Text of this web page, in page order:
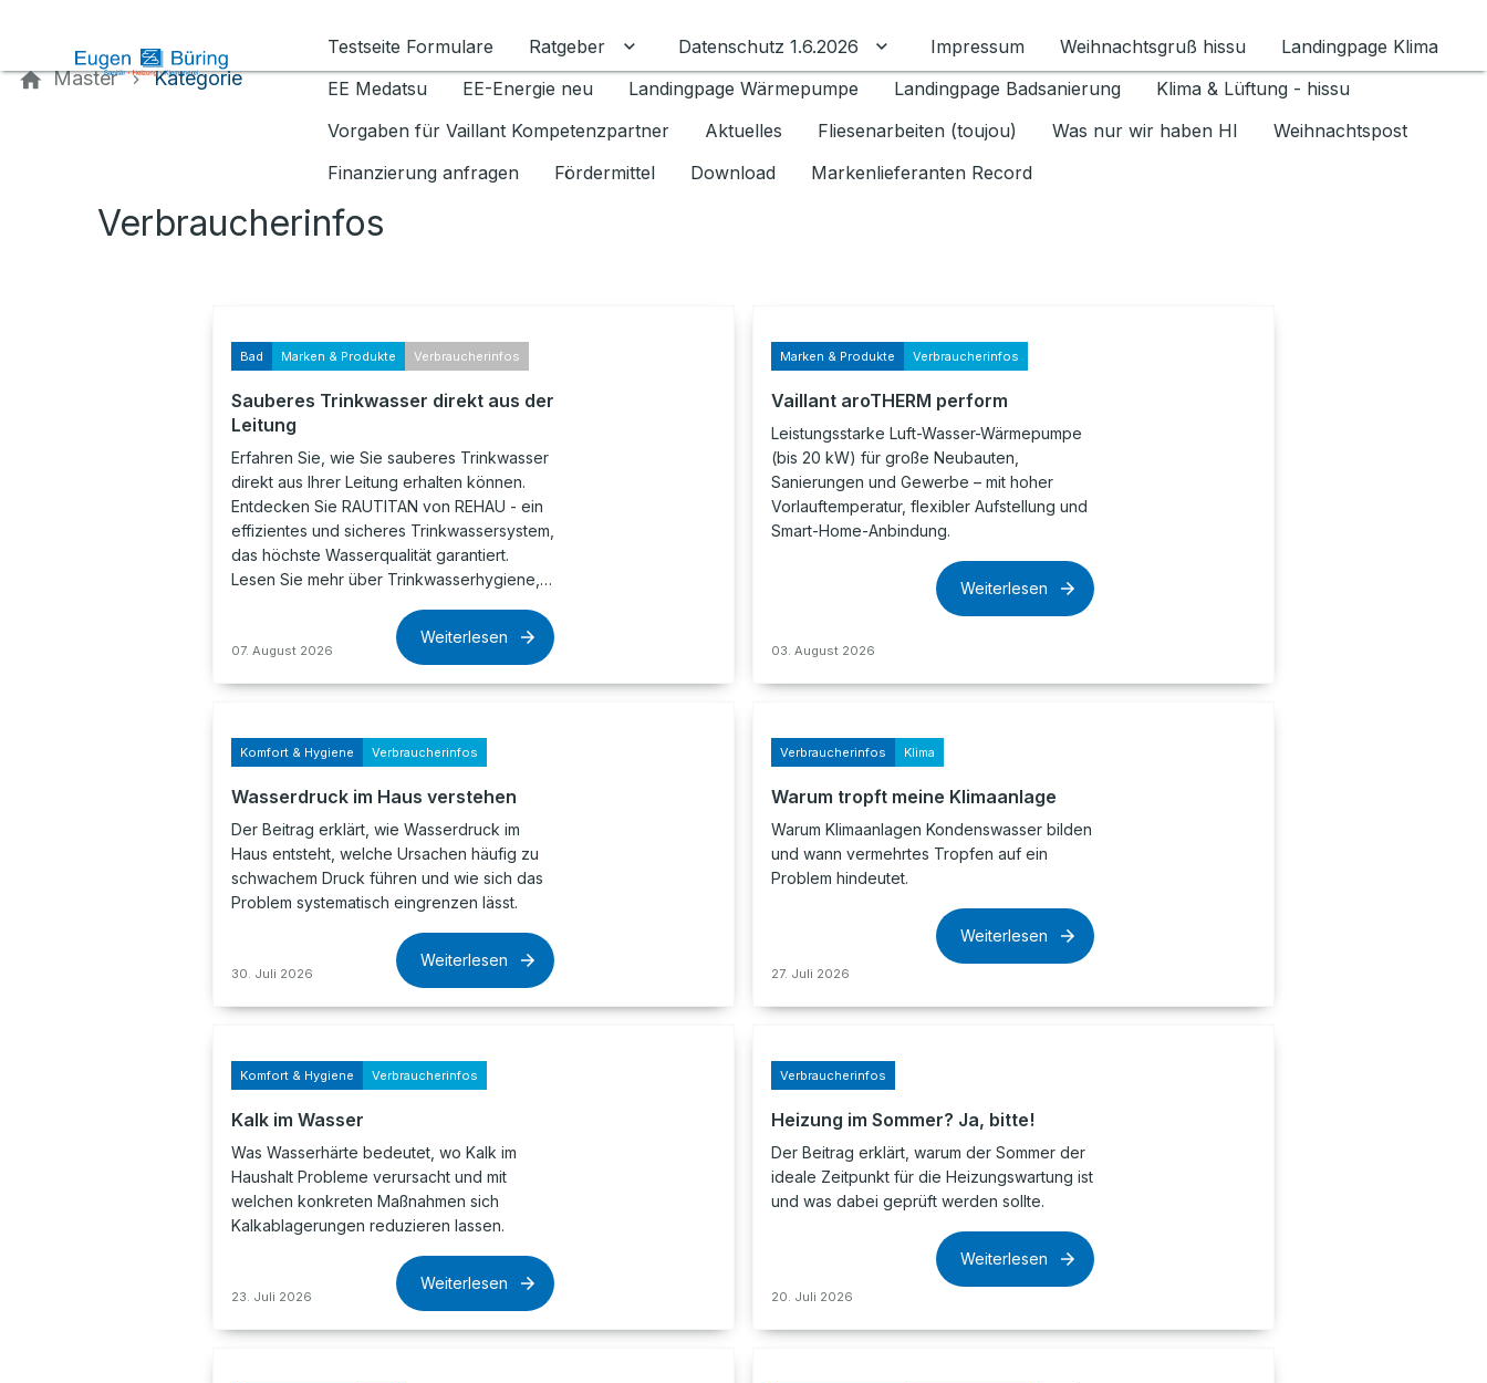
Testseite Formulare
Ratgeber Untermenü für Ratgeber umschalten
Datenschutz 1.6.2026 Untermenü für Datenschutz 1.6.2026 umschalten
Impressum Weihnachtsgruß hissu
Landingpage Klima
EE Medatsu
EE-Energie neu Landingpage Wärmepumpe Landingpage Badsanierung
Klima & Lüftung - hissu
Vorgaben für Vaillant Kompetenzpartner
Aktuelles Fliesenarbeiten (toujou) Was nur wir haben HI
Weihnachtspost
Finanzierung anfragen
Fördermittel Download Markenlieferanten Record
Master Kategorie
Verbraucherinfos
Bad Marken & Produkte Verbraucherinfos
Sauberes Trinkwasser direkt aus der
Leitung
Erfahren Sie, wie Sie sauberes Trinkwasser
direkt aus Ihrer Leitung erhalten können.
Entdecken Sie RAUTITAN von REHAU - ein
effizientes und sicheres Trinkwassersystem,
das höchste Wasserqualität garantiert.
Lesen Sie mehr über Trinkwasserhygiene,…
07. August 2026
Weiterlesen
Marken & Produkte Verbraucherinfos
Vaillant aroTHERM perform
Leistungsstarke Luft-Wasser-Wärmepumpe
(bis 20 kW) für große Neubauten,
Sanierungen und Gewerbe – mit hoher
Vorlauftemperatur, flexibler Aufstellung und
Smart-Home-Anbindung.
03. August 2026
Weiterlesen
Komfort & Hygiene Verbraucherinfos
Wasserdruck im Haus verstehen
Der Beitrag erklärt, wie Wasserdruck im
Haus entsteht, welche Ursachen häufig zu
schwachem Druck führen und wie sich das
Problem systematisch eingrenzen lässt.
30. Juli 2026
Weiterlesen
Verbraucherinfos Klima
Warum tropft meine Klimaanlage
Warum Klimaanlagen Kondenswasser bilden
und wann vermehrtes Tropfen auf ein
Problem hindeutet.
27. Juli 2026
Weiterlesen
Komfort & Hygiene Verbraucherinfos
Kalk im Wasser
Was Wasserhärte bedeutet, wo Kalk im
Haushalt Probleme verursacht und mit
welchen konkreten Maßnahmen sich
Kalkablagerungen reduzieren lassen.
23. Juli 2026
Weiterlesen
Verbraucherinfos
Heizung im Sommer? Ja, bitte!
Der Beitrag erklärt, warum der Sommer der
ideale Zeitpunkt für die Heizungswartung ist
und was dabei geprüft werden sollte.
20. Juli 2026
Weiterlesen